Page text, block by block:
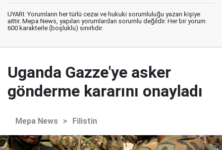
UYARI: Yorumların her türlü cezai ve hukuki sorumluluğu yazan kişiye
aittir. Mepa News, yapılan yorumlardan sorumlu değildir. Her bir yorum
600 karakterle (boşluklu) sınırlıdır.
Uganda Gazze'ye asker
gönderme kararını onayladı
Mepa News > Filistin